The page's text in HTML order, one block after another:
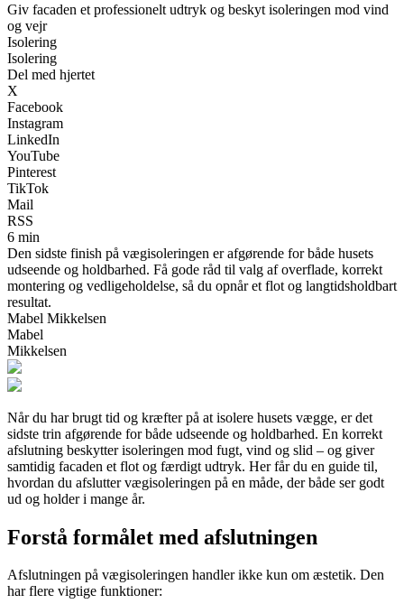
Giv facaden et professionelt udtryk og beskyt isoleringen mod vind
og vejr
Isolering
Isolering
Del med hjertet
X
Facebook
Instagram
LinkedIn
YouTube
Pinterest
TikTok
Mail
RSS
6 min
Den sidste finish på vægisoleringen er afgørende for både husets
udseende og holdbarhed. Få gode råd til valg af overflade, korrekt
montering og vedligeholdelse, så du opnår et flot og langtidsholdbart
resultat.
Mabel Mikkelsen
Mabel
Mikkelsen
Når du har brugt tid og kræfter på at isolere husets vægge, er det
sidste trin afgørende for både udseende og holdbarhed. En korrekt
afslutning beskytter isoleringen mod fugt, vind og slid – og giver
samtidig facaden et flot og færdigt udtryk. Her får du en guide til,
hvordan du afslutter vægisoleringen på en måde, der både ser godt
ud og holder i mange år.
Forstå formålet med afslutningen
Afslutningen på vægisoleringen handler ikke kun om æstetik. Den
har flere vigtige funktioner: